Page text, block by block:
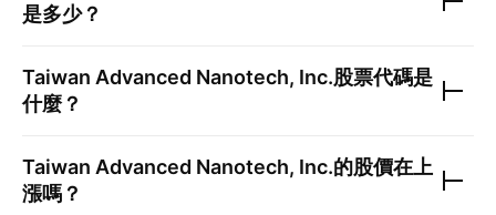
是多少？
Taiwan Advanced Nanotech, Inc.股票代碼是
什麼？
Taiwan Advanced Nanotech, Inc.的股價在上
漲嗎？